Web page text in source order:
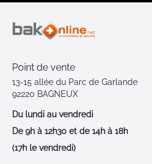
Point de vente
13-15 allée du Parc de Garlande
92220 BAGNEUX
Du lundi au vendredi
De 9h à 12h30 et de 14h à 18h
(17h le vendredi)